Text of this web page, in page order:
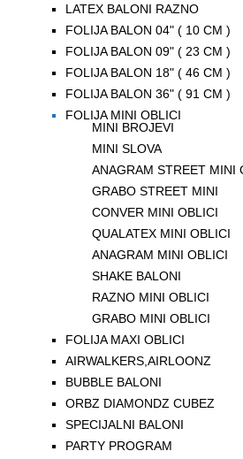
LATEX BALONI RAZNO
FOLIJA BALON 04" ( 10 CM )
FOLIJA BALON 09" ( 23 CM )
FOLIJA BALON 18" ( 46 CM )
FOLIJA BALON 36" ( 91 CM )
FOLIJA MINI OBLICI
MINI BROJEVI
MINI SLOVA
ANAGRAM STREET MINI
GRABO STREET MINI
CONVER MINI OBLICI
QUALATEX MINI OBLICI
ANAGRAM MINI OBLICI
SHAKE BALONI
RAZNO MINI OBLICI
GRABO MINI OBLICI
FOLIJA MAXI OBLICI
AIRWALKERS,AIRLOONZ
BUBBLE BALONI
ORBZ DIAMONDZ CUBEZ
SPECIJALNI BALONI
PARTY PROGRAM